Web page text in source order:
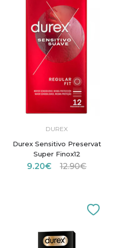
DUREX
Durex Sensitivo Preservat
Super Finox12
9.20€ 12.90€